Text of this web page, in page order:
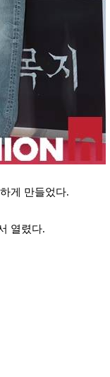
게 만들었다.
열렸다.